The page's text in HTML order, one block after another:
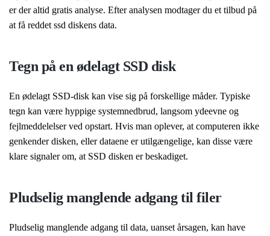
er der altid gratis analyse. Efter analysen modtager du et tilbud på
at få reddet ssd diskens data.
Tegn på en ødelagt SSD disk
En ødelagt SSD-disk kan vise sig på forskellige måder. Typiske
tegn kan være hyppige systemnedbrud, langsom ydeevne og
fejlmeddelelser ved opstart. Hvis man oplever, at computeren ikke
genkender disken, eller dataene er utilgængelige, kan disse være
klare signaler om, at SSD disken er beskadiget.
Pludselig manglende adgang til filer
Pludselig manglende adgang til data, uanset årsagen, kan have